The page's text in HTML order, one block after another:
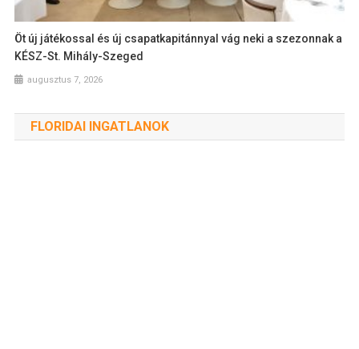
Öt új játékossal és új csapatkapitánnyal vág neki a szezonnak a
KÉSZ-St. Mihály-Szeged
augusztus 7, 2026
FLORIDAI INGATLANOK